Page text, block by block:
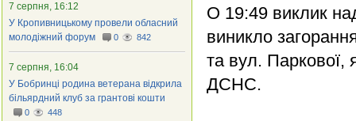
О 19:49 виклик
виникло
та вул. Паркової,
ДСНС.
7 серпня, 16:12
У Кропивницькому провели обласний
молодіжний форум
0 842
7 серпня, 16:04
У Бобринці родина ветерана відкрила
більярдний клуб за грантові кошти
0 448